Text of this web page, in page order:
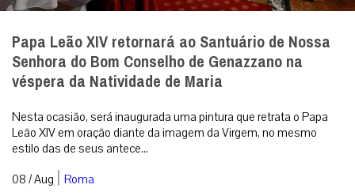
Papa Leão XIV retornará ao Santuário de Nossa
Senhora do Bom Conselho de Genazzano na
véspera da Natividade de Maria
Nesta ocasião, será inaugurada uma pintura que retrata o Papa
Leão XIV em oração diante da imagem da Virgem, no mesmo
estilo das de seus antece...
08 / Aug | Roma